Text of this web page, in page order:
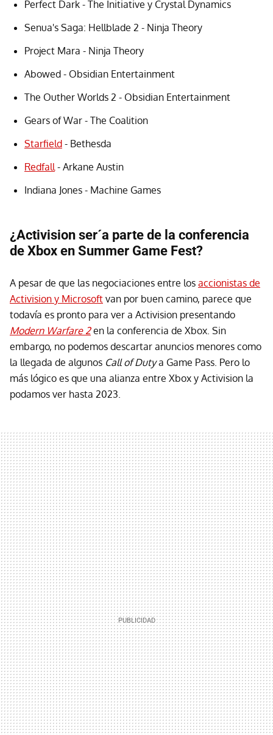
Perfect Dark - The Initiative y Crystal Dynamics
Senua's Saga: Hellblade 2 - Ninja Theory
Project Mara - Ninja Theory
Abowed - Obsidian Entertainment
The Outher Worlds 2 - Obsidian Entertainment
Gears of War - The Coalition
Starfield - Bethesda
Redfall - Arkane Austin
Indiana Jones - Machine Games
¿Activision ser´a parte de la conferencia
de Xbox en Summer Game Fest?
A pesar de que las negociaciones entre los accionistas de
Activision y Microsoft van por buen camino, parece que
todavía es pronto para ver a Activision presentando
Modern Warfare 2en la conferencia de Xbox. Sin
embargo, no podemos descartar anuncios menores como
la llegada de algunos Call of Dutya Game Pass. Pero lo
más lógico es que una alianza entre Xbox y Activision la
podamos ver hasta 2023.